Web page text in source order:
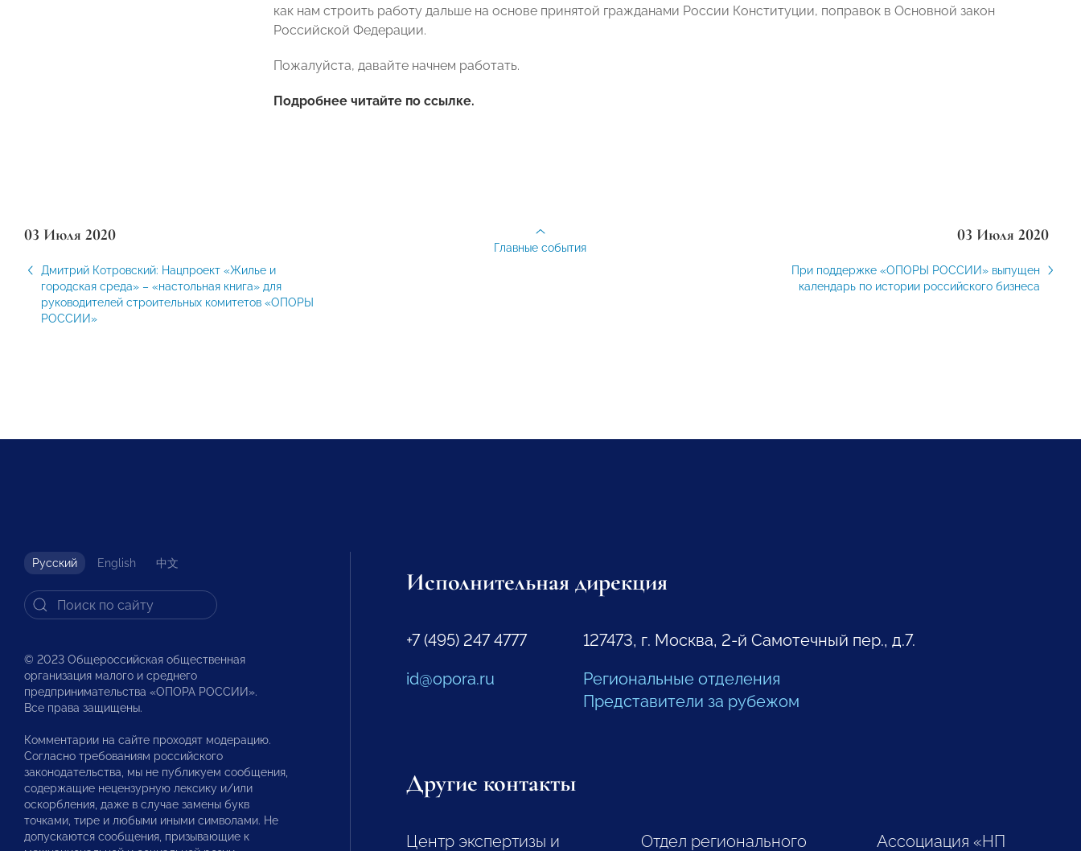
как нам строить работу дальше на основе принятой гражданами России Конституции, поправок в Основной закон
Российской Федерации.
Пожалуйста, давайте начнем работать.
Подробнее читайте по ссылке.
03 Июля 2020
Дмитрий Котровский: Нацпроект «Жилье и
городская среда» – «настольная книга» для
руководителей строительных комитетов «ОПОРЫ
РОССИИ»
03 Июля 2020
При поддержке «ОПОРЫ РОССИИ» выпущен
календарь по истории российского бизнеса
Главные события
Русский English 中文
© 2023 Общероссийская общественная
организация малого и среднего
предпринимательства «ОПОРА РОССИИ».
Все права защищены.
Комментарии на сайте проходят модерацию.
Согласно требованиям российского
законодательства, мы не публикуем сообщения,
содержащие нецензурную лексику и/или
оскорбления, даже в случае замены букв
точками, тире и любыми иными символами. Не
допускаются сообщения, призывающие к
Исполнительная дирекция
+7 (495) 247 4777
id@opora.ru
127473, г. Москва, 2-й Самотечный пер., д.7.
Региональные отделения
Представители за рубежом
Другие контакты
Центр экспертизы и Отдел регионального Ассоциация «НП